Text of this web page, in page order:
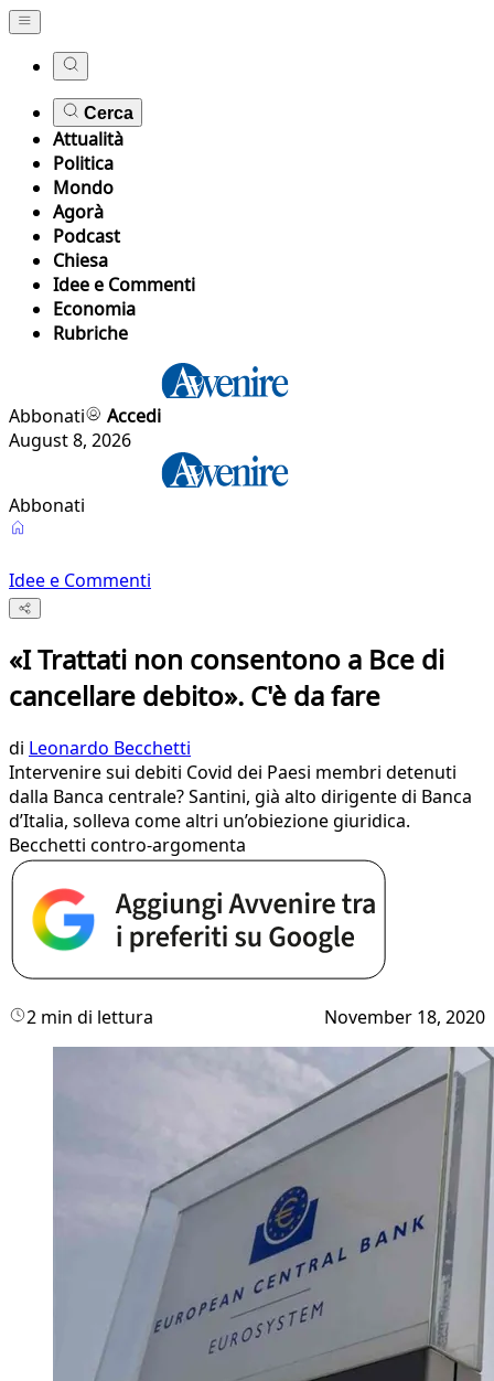
Cerca
Attualità
Politica
Mondo
Agorà
Podcast
Chiesa
Idee e Commenti
Economia
Rubriche
Abbonati
Accedi
August 8, 2026
Abbonati
Idee e Commenti
«I Trattati non consentono a Bce di
cancellare debito». C'è da fare
di Leonardo Becchetti
Intervenire sui debiti Covid dei Paesi membri detenuti
dalla Banca centrale? Santini, già alto dirigente di Banca
d’Italia, solleva come altri un’obiezione giuridica.
Becchetti contro-argomenta
2 min di lettura November 18, 2020